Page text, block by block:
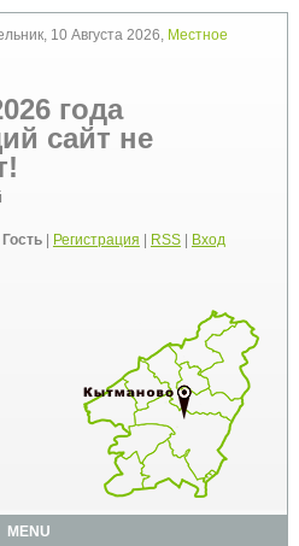
10 Августа 2026, Местное
года
сайт не
Гость| Регистрация RSS| Вход
MENU